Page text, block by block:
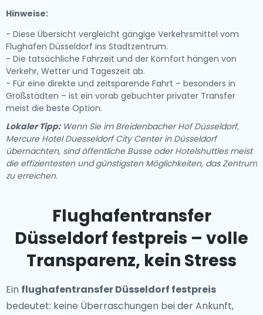
Hinweise:
- Diese Übersicht vergleicht gängige Verkehrsmittel vom
Flughafen Düsseldorf ins Stadtzentrum.
- Die tatsächliche Fahrzeit und der Komfort hängen von
Verkehr, Wetter und Tageszeit ab.
- Für eine direkte und zeitsparende Fahrt – besonders in
Großstädten – ist ein vorab gebuchter privater Transfer
meist die beste Option.
Lokaler Tipp:Wenn Sie im Breidenbacher Hof Düsseldorf,
Mercure Hotel Duesseldorf City Center in Düsseldorf
übernachten, sind öffentliche Busse oder Hotelshuttles meist
die effizientesten und günstigsten Möglichkeiten, das Zentrum
zu erreichen.
Flughafentransfer
Düsseldorf festpreis – volle
Transparenz, kein Stress
Ein flughafentransfer Düsseldorf festpreis
bedeutet: keine Überraschungen bei der Ankunft,